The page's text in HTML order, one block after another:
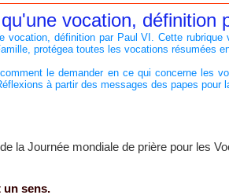
vocation, définition
vocation, définition par Paul VI. Cette
protégea toutes les vocations résumées
le demander en ce qui concerne les
à partir des messages des papes pour
la Journée mondiale de prière pour les
un sens.